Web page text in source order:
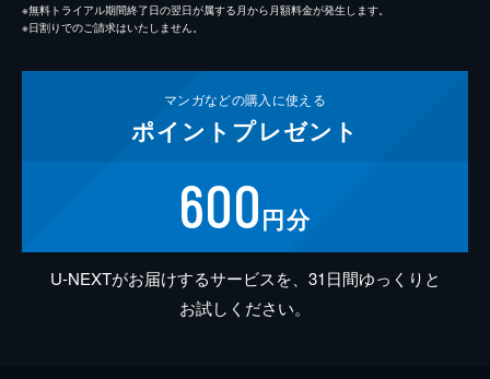
※無料トライアル期間終了日の翌日が属する月から月額料金が発生します。
※日割りでのご請求はいたしません。
マンガなどの購入に使える
ポイント プレゼント
600円分
U-NEXTがお届けするサービスを、31日間ゆっくりと
お試しください。